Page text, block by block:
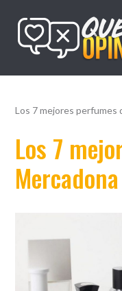
Los 7 mejores perfumes
Los 7